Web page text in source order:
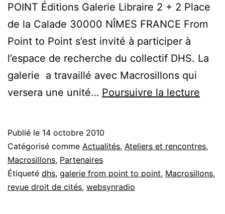
POINT Éditions Galerie Libraire 2 + 2 Place
de la Calade 30000 NÎMES FRANCE From
Point to Point s’est invité à participer à
l’espace de recherche du collectif DHS. La
galerie a travaillé avec Macrosillons qui
versera une unité… Poursuivre la lecture
DHS,
from
Publié le 14 octobre 2010
Catégorisé comme Actualités, Ateliers et rencontres,
Macrosillons, Partenaires
Étiqueté dhs, galerie from point to point, Macrosillons,
revue droit de cités, websynradio